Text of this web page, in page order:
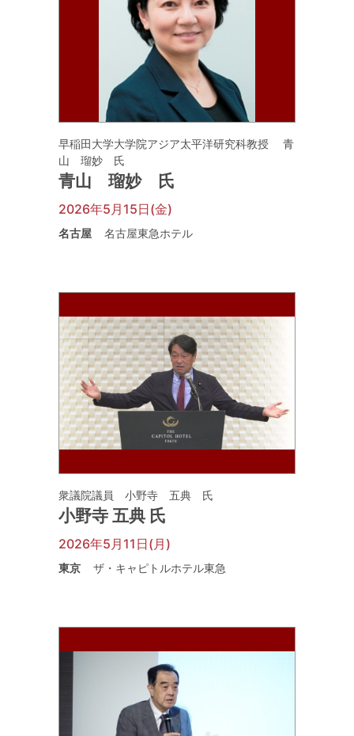
早稲田大学大学院アジア太平洋研究科教授 青
山 瑠妙 氏
青山 瑠妙 氏
2026年5月15日(金)
名古屋 名古屋東急ホテル
衆議院議員 小野寺 五典 氏
小野寺 五典 氏
2026年5月11日(月)
東京 ザ・キャピトルホテル東急